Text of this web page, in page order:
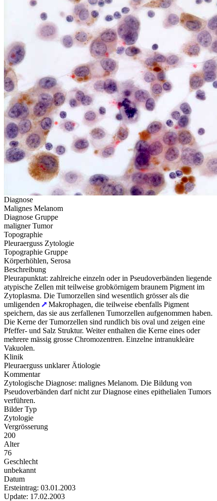
Diagnose
Malignes Melanom
Diagnose Gruppe
maligner Tumor
Topographie
Pleuraerguss Zytologie
Topographie Gruppe
Körperhöhlen, Serosa
Beschreibung
Pleurapunktat: zahlreiche einzeln oder in Pseudoverbänden liegende
atypische Zellen mit teilweise grobkörnigem braunem Pigment im
Zytoplasma. Die Tumorzellen sind wesentlich grösser als die
umligenden
Makrophagen, die teilweise ebenfalls Pigment
speichern, das sie aus zerfallenen Tumorzellen aufgenommen haben.
Die Kerne der Tumorzellen sind rundlich bis oval und zeigen eine
Pfeffer- und Salz Struktur. Weiter enthalten die Kerne eines oder
mehrere mässig grosse Chromozentren. Einzelne intranukleäre
Vakuolen.
Klinik
Pleuraerguss unklarer Ätiologie
Kommentar
Zytologische Diagnose: malignes Melanom. Die Bildung von
Pseudoverbänden darf nicht zur Diagnose eines epithelialen Tumors
verführen.
Bilder Typ
Zytologie
Vergrösserung
200
Alter
76
Geschlecht
unbekannt
Datum
Ersteintrag: 03.01.2003
Update: 17.02.2003